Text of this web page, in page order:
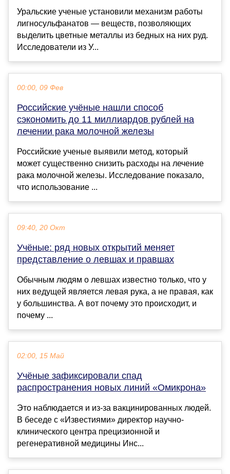
Уральские ученые установили механизм работы
лигносульфанатов — веществ, позволяющих
выделить цветные металлы из бедных на них руд.
Исследователи из У...
00:00, 09 Фев
Российские учёные нашли способ
сэкономить до 11 миллиардов рублей на
лечении рака молочной железы
Российские ученые выявили метод, который
может существенно снизить расходы на лечение
рака молочной железы. Исследование показало,
что использование ...
09:40, 20 Окт
Учёные: ряд новых открытий меняет
представление о левшах и правшах
Обычным людям о левшах известно только, что у
них ведущей является левая рука, а не правая, как
у большинства. А вот почему это происходит, и
почему ...
02:00, 15 Май
Учёные зафиксировали спад
распространения новых линий «Омикрона»
Это наблюдается и из-за вакцинированных людей.
В беседе с «Известиями» директор научно-
клинического центра прецизионной и
регенеративной медицины Инс...